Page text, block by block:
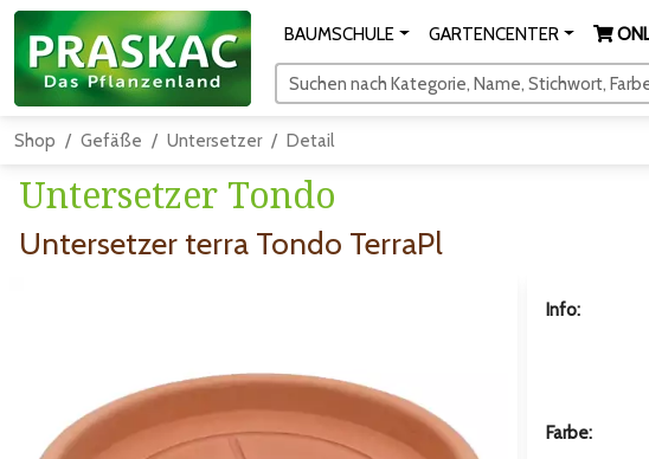
BAUMSCHULE GARTENCENTER
Suchen nach Kategorie, Name, Stichwort,
Shop Gefäße Untersetzer Detail
Untersetzer Tondo
Untersetzer terra Tondo TerraPl
Info:
Farbe: